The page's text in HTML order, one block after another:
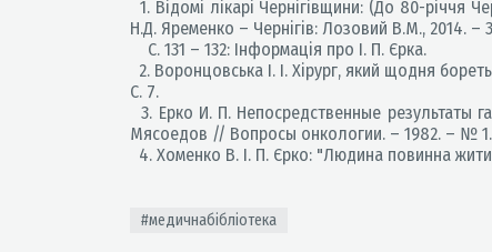
1. Відомі лікарі Чернігівщини: (До 80-річчя
Н.Д. Яременко – Чернігів: Лозовий В.М., 2014. –
С. 131 – 132: Інформація про І. П. Єрка.
2. Воронцовська І. І. Хірург, який щодня
С. 7.
3. Ерко И. П. Непосредственные результаты
Мясоедов // Вопросы онкологии. – 1982. – № 1.
4. Хоменко В. І. П. Єрко: "Людина повинна
#медичнабібліотека